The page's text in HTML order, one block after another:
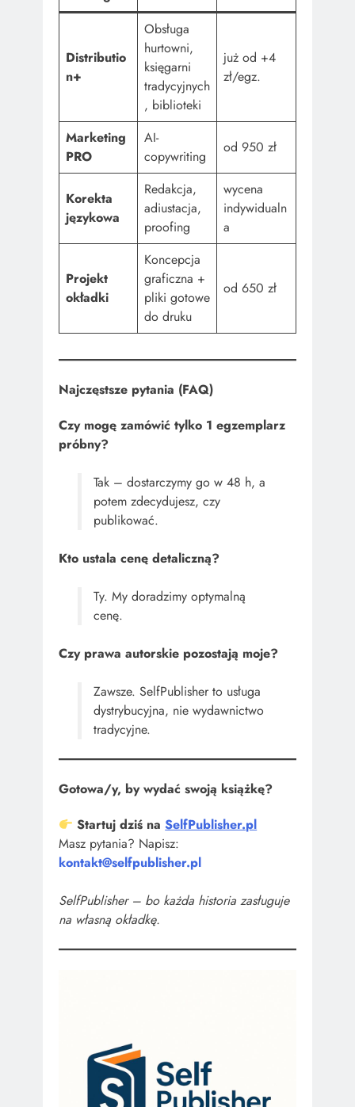
Distributio
n+
Obsługa
hurtowni,
księgarni
tradycyjnych
, biblioteki
już od +4
zł/egz.
Marketing
PRO
AI-
copywriting
od 950 zł
Korekta
językowa
Redakcja,
adiustacja,
proofing
wycena
indywidualn
a
Projekt
okładki
Koncepcja
graficzna +
pliki gotowe
do druku
od 650 zł
Najczęstsze pytania (FAQ)
Czy mogę zamówić tylko 1 egzemplarz
próbny?
Tak – dostarczymy go w 48 h, a
potem zdecydujesz, czy
publikować.
Kto ustala cenę detaliczną?
Ty. My doradzimy optymalną
cenę.
Czy prawa autorskie pozostają moje?
Zawsze. SelfPublisher to usługa
dystrybucyjna, nie wydawnictwo
tradycyjne.
Gotowa/y, by wydać swoją książkę?
Startuj dziś naSelfPublisher.pl
Masz pytania? Napisz:
kontakt@selfpublisher.pl
SelfPublisher – bo każda historia zasługuje
na własną okładkę.